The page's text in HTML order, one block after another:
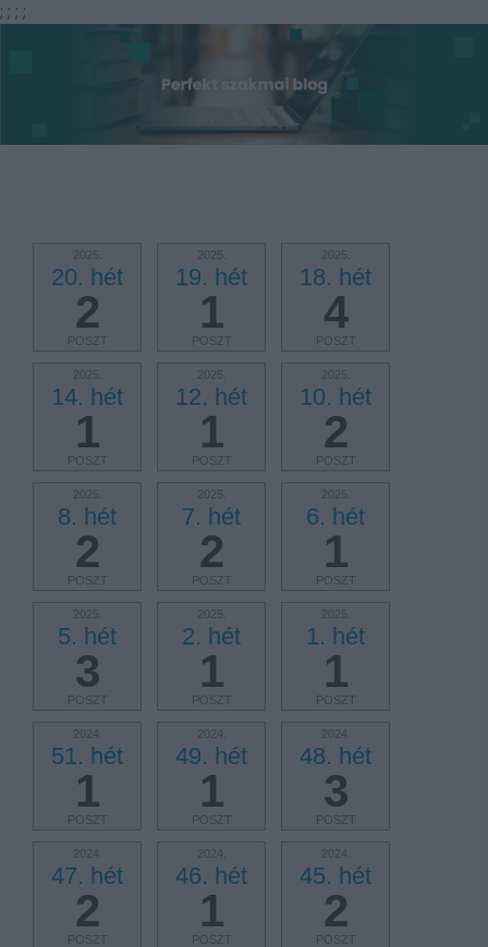
; ; ; ;
2025.
20. hét
2
POSZT
2025.
19. hét
1
POSZT
2025.
18. hét
4
POSZT
2025.
14. hét
1
POSZT
2025.
12. hét
1
POSZT
2025.
10. hét
2
POSZT
2025.
8. hét
2
POSZT
2025.
7. hét
2
POSZT
2025.
6. hét
1
POSZT
2025.
5. hét
3
POSZT
2025.
2. hét
1
POSZT
2025.
1. hét
1
POSZT
2024.
51. hét
1
POSZT
2024.
49. hét
1
POSZT
2024.
48. hét
3
POSZT
2024.
47. hét
2
POSZT
2024.
46. hét
1
POSZT
2024.
45. hét
2
POSZT